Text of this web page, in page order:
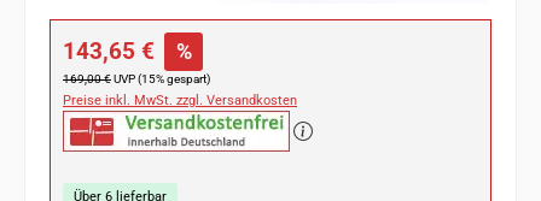
Verkaufspreis:
143,65 € %
Regulärer Preis:
169,00 €UVP (15% gespart)
Preise inkl. MwSt. zzgl. Versandkosten
Über 6 lieferbar